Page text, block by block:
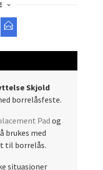
Skjold
borrelåsfeste.
Padog
brukes med
til borrelås.
situasjoner